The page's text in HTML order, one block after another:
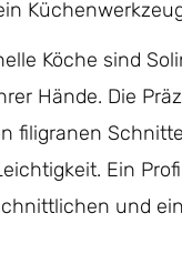
Köche sind
Hände. Die
filigranen
Ein
und